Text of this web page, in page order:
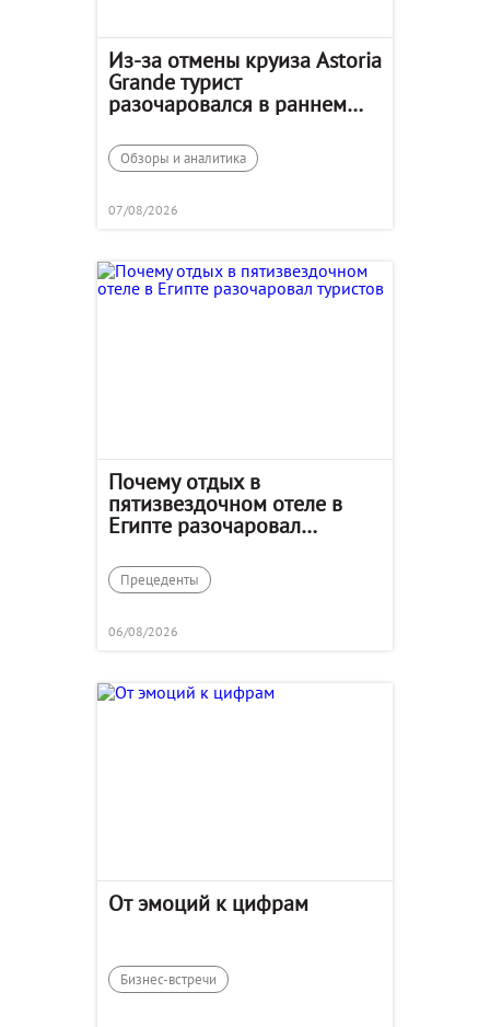
Из-за отмены круиза Astoria
Grande турист
разочаровался в раннем
Обзоры и аналитика
07/08/2026
Почему отдых в
пятизвездочном отеле в
Египте разочаровал
Прецеденты
06/08/2026
От эмоций к цифрам
Бизнес-встречи